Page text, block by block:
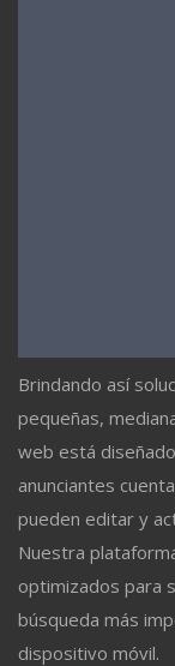
Brindando así
pequeñas,
web está
anunciantes
pueden editar y
Nuestra
optimizados para
búsqueda más
dispositivo móvil.